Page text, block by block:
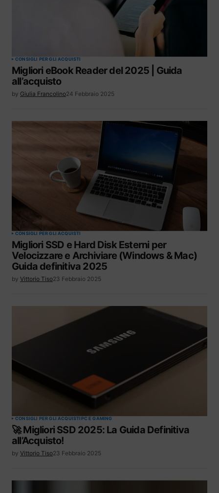
CONSIGLI PER GLI ACQUISTI
Migliori eBook Reader del 2025 | Guida
all’acquisto
by Giulia Francolino24 Febbraio 2025
CONSIGLI PER GLI ACQUISTI
Migliori SSD e Hard Disk Esterni per
Velocizzare e Archiviare (Windows & Mac)
Guida definitiva 2025
by Vittorio Tiso23 Febbraio 2025
CONSIGLI PER GLI ACQUISTIPC E GAMING
🚀 Migliori SSD 2025: La Guida Definitiva
all’Acquisto!
by Vittorio Tiso23 Febbraio 2025